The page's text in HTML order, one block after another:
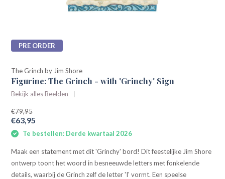
PRE ORDER
The Grinch by Jim Shore
Figurine: The Grinch - with 'Grinchy' Sign
Bekijk alles Beelden
€79,95
€63,95
Te bestellen: Derde kwartaal 2026
Maak een statement met dit 'Grinchy' bord! Dit feestelijke Jim Shore
ontwerp toont het woord in besneeuwde letters met fonkelende
details, waarbij de Grinch zelf de letter 'I' vormt. Een speelse